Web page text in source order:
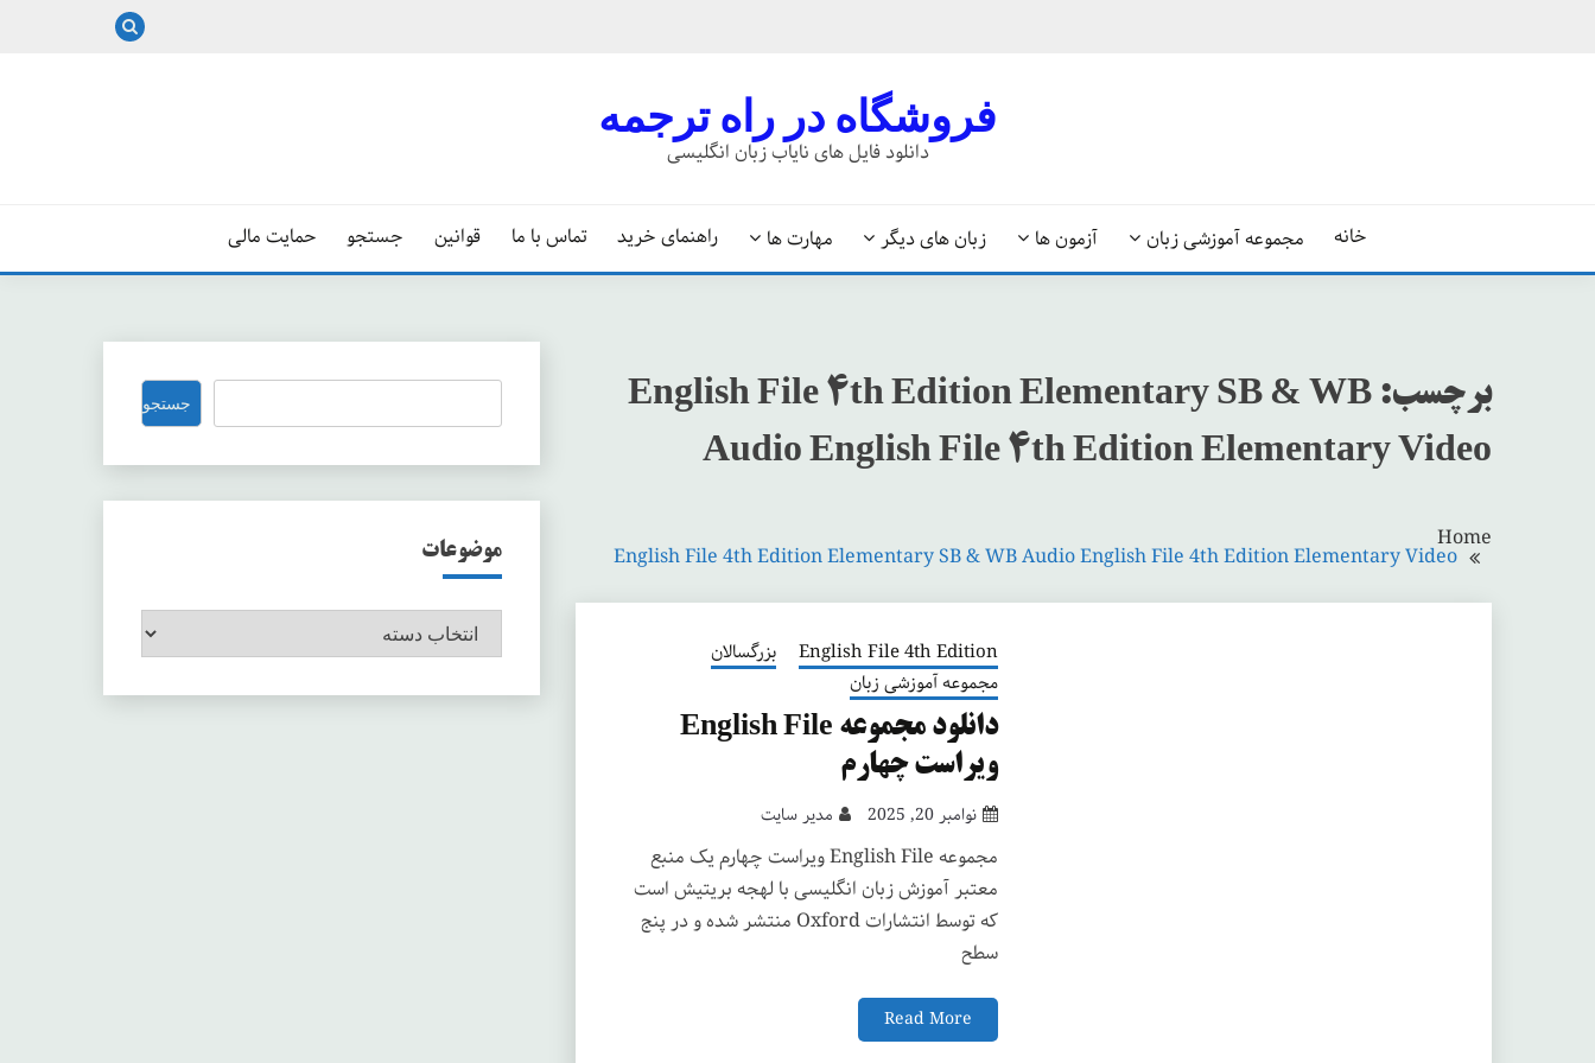
فروشگاه در راه ترجمه
دانلود فایل های نایاب زبان انگلیسی
خانه مجموعه آموزشی زبان آزمون ها زبان های دیگر مهارت ها راهنمای خرید تماس با ما قوانین جستجو حمایت مالی
برچسب: English File 4th Edition Elementary SB & WB
Audio English File 4th Edition Elementary Video
Home
English File 4th Edition Elementary SB & WB Audio English File 4th Edition Elementary Video
English File 4th Edition
بزرگسالان
مجموعه آموزشی زبان
دانلود مجموعه English File
ویراست چهارم
نوامبر 20, 2025 مدیر سایت
مجموعه English File ویراست چهارم یک منبع
معتبر آموزش زبان انگلیسی با لهجه بریتیش است
که توسط انتشارات Oxford منتشر شده و در پنج
سطح
Read More
جستجو جستجو
موضوعات
موضوعات